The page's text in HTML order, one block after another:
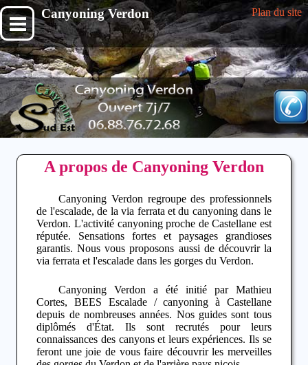
Canyoning Verdon Plan du site
A propos de Canyoning Verdon
Canyoning Verdonregroupe des professionnels
de l'escalade, de lavia ferrataet du canyoning dans le
Verdon. L'activité canyoning proche de Castellane est
réputée. Sensations fortes et paysages grandioses
garantis. Nous vous proposons aussi de découvrir la
via ferrata et l'escalade dans les gorges du Verdon.
Canyoning Verdon a été initié par Mathieu
Cortes, BEES Escalade /canyoning à Castellane
depuis de nombreuses années. Nos guides sont tous
diplômés d'État. Ils sont recrutés pour leurs
connaissances des canyons et leurs expériences. Ils se
feront une joie de vous faire découvrir les merveilles